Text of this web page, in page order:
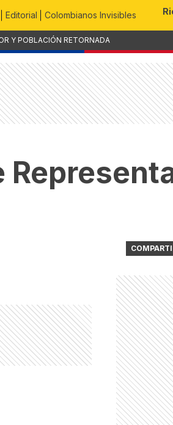
Editorial Colombianos Invisibles
Y POBLACIÓN RETORNADA